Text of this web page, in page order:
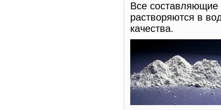
Все составляющие
растворяются в
качества.